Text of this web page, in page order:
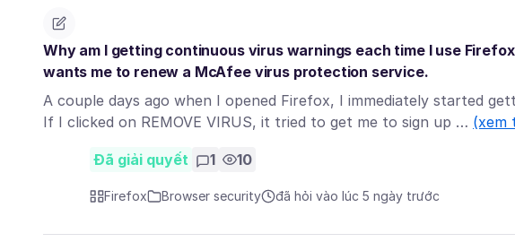
Why am I getting continuous virus warnings each time I use Firefox
wants me to renew a McAfee virus protection service.
A couple days ago when I opened Firefox, I immediately started
If I clicked on REMOVE VIRUS, it tried to get me to sign up … (xem
Đã giải quyết 1 10
Firefox Browser security đã hỏi vào lúc 5 ngày trước